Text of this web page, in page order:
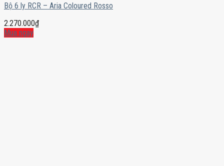
Bộ 6 ly RCR – Aria Coloured Rosso
2.270.000₫
Mua ngay